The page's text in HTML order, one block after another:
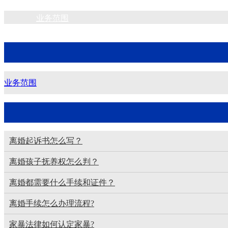
业务范围
离婚起诉书怎么写？
离婚孩子抚养权怎么判？
离婚都需要什么手续和证件？
离婚手续怎么办理流程?
家暴法律如何认定家暴?